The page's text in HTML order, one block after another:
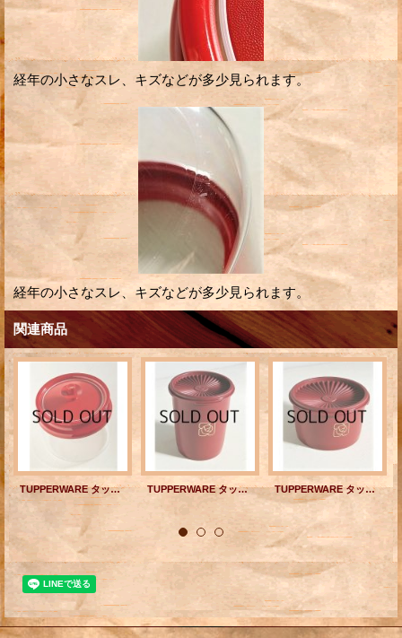
経年の小さなスレ、キズなどが多少見られます。
経年の小さなスレ、キズなどが多少見られます。
関連商品
TUPPERWARE タッパーウェア デコレータージャー・クランベリー #7 size: Φ14.3× H13.6(cm) 1,250ml TUPPERWARE タッパーウェア キャニスター ”デコレーター” color: ワインレッド （ユーズド） ワンポイント ”ローズ（color:ゴールド）” size: ⌀12.8cm×H15.4cm TUPPERWARE タッパーウェア キャニスター ”ミディデコレーター” color: ワインレッド （ユーズド） ワンポイント ”ローズ（color:ゴールド）” size:⌀14.7cm×H8.7cm